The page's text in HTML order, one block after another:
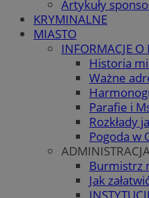
Artykuły
KRYMINALNE
MIASTO
INFORMACJE O
Historia
Ważne
Parafie i
Rozkłady
Pogoda w
Burmistrz
Jak